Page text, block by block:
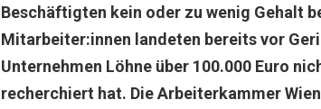
Beschäftigten kein oder zu wenig Gehalt
Mitarbeiter:innen landeten bereits vor
Unternehmen Löhne über 100.000 Euro
recherchiert hat. Die Arbeiterkammer